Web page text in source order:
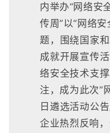
内举办“网络安
传周”以“网络
题，围绕国家
成就开展宣传
络安全技术支
注，成为此次“
日遴选活动公
企业热烈反响